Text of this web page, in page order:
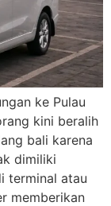
ke Pulau
kini beralih
bali karena
dimiliki
terminal atau
memberikan